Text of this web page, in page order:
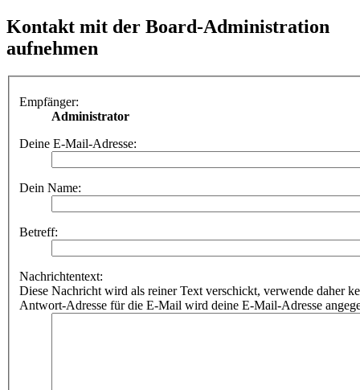
Kontakt mit der Board-Administration
aufnehmen
Empfänger:
Administrator
Deine E-Mail-Adresse:
Dein Name:
Betreff:
Nachrichtentext:
Diese Nachricht wird als reiner Text verschickt, verwende daher
Antwort-Adresse für die E-Mail wird deine E-Mail-Adresse